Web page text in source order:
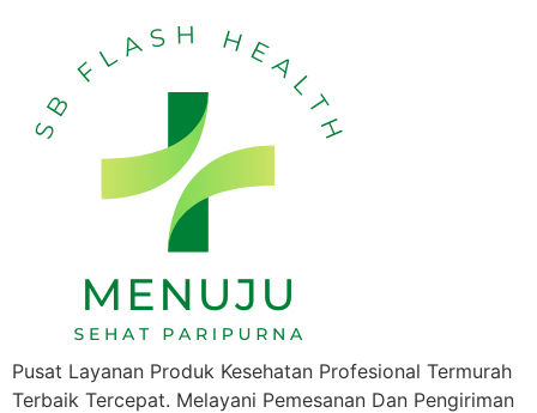
Pusat Layanan Produk Kesehatan Profesional Termurah
Terbaik Tercepat. Melayani Pemesanan Dan Pengiriman